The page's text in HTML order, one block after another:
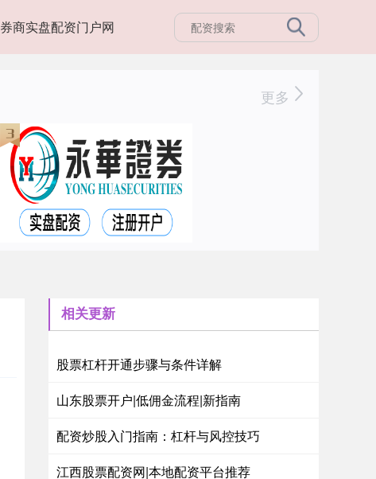
券商实盘配资门户网
更多
相关更新
股票杠杆开通步骤与条件详解
山东股票开户|低佣金流程|新指南
配资炒股入门指南：杠杆与风控技巧
江西股票配资网|本地配资平台推荐